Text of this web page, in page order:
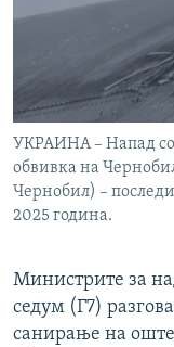
УКРАИНА – Напад со
обвивка на
Чернобил) –
2025 година.
Министрите за
седум (Г7)
санирање на